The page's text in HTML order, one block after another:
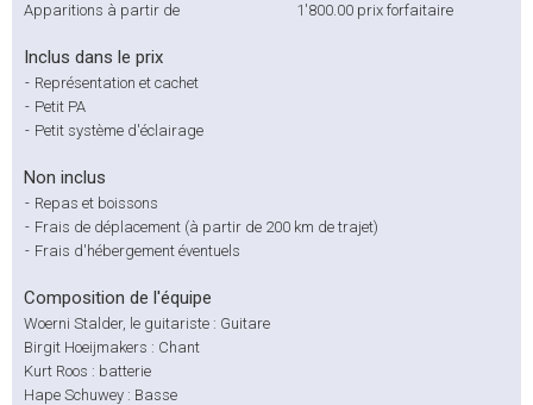
Apparitions à partir de 1'800.00 prix forfaitaire
Inclus dans le prix
- Représentation et cachet
- Petit PA
- Petit système d'éclairage
Non inclus
- Repas et boissons
- Frais de déplacement (à partir de 200 km de trajet)
- Frais d'hébergement éventuels
Composition de l'équipe
Woerni Stalder, le guitariste : Guitare
Birgit Hoeijmakers : Chant
Kurt Roos : batterie
Hape Schuwey : Basse